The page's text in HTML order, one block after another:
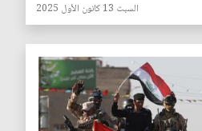
السبت 13 كانون الأول 2025